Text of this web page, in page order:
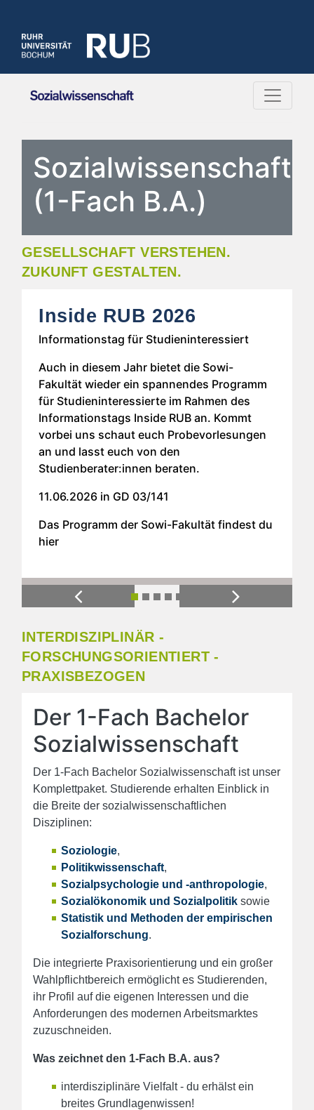
Sozialwissenschaft
(1-Fach B.A.)
GESELLSCHAFT VERSTEHEN.
ZUKUNFT GESTALTEN.
Inside RUB 2026
Informationstag für Studieninteressiert
Auch in diesem Jahr bietet die Sowi-
Fakultät wieder ein spannendes Programm
für Studieninteressierte im Rahmen des
Informationstags Inside RUB an. Kommt
vorbei uns schaut euch Probevorlesungen
an und lasst euch von den
Studienberater:innen beraten.
11.06.2026 in GD 03/141
Das Programm der Sowi-Fakultät findest du
hier
Previous Next
INTERDISZIPLINÄR -
FORSCHUNGSORIENTIERT -
PRAXISBEZOGEN
Der 1-Fach Bachelor
Sozialwissenschaft
Der 1-Fach Bachelor Sozialwissenschaft ist unser
Komplettpaket. Studierende erhalten Einblick in
die Breite der sozialwissenschaftlichen
Disziplinen:
Soziologie,
Politikwissenschaft,
Sozialpsychologie und -anthropologie,
Sozialökonomik und Sozialpolitik sowie
Statistik und Methoden der empirischen
Sozialforschung.
Die integrierte Praxisorientierung und ein großer
Wahlpflichtbereich ermöglicht es Studierenden,
ihr Profil auf die eigenen Interessen und die
Anforderungen des modernen Arbeitsmarktes
zuzuschneiden.
Was zeichnet den 1-Fach B.A. aus?
interdisziplinäre Vielfalt - du erhälst ein
breites Grundlagenwissen!